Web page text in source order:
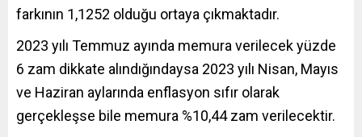
farkının 1,1252 olduğu ortaya çıkmaktadır.
2023 yılı Temmuz ayında memura verilecek yüzde
6 zam dikkate alındığındaysa 2023 yılı Nisan, Mayıs
ve Haziran aylarında enflasyon sıfır olarak
gerçekleşse bile memura %10,44 zam verilecektir.